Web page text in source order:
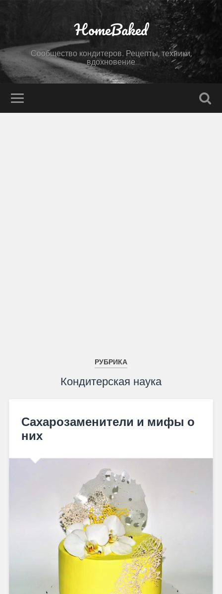
HomeBaked
Сообщество кондитеров. Рецепты, техники,
вдохновение
РУБРИКА
Кондитерская наука
Сахарозаменители и мифы о
них